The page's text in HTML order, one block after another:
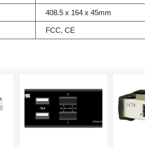
408.5 x 164 x 45mm
FCC, CE